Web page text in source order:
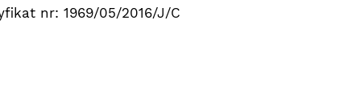
nr: 1969/05/2016/J/C